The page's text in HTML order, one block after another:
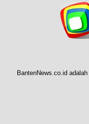
BantenNews.co.id